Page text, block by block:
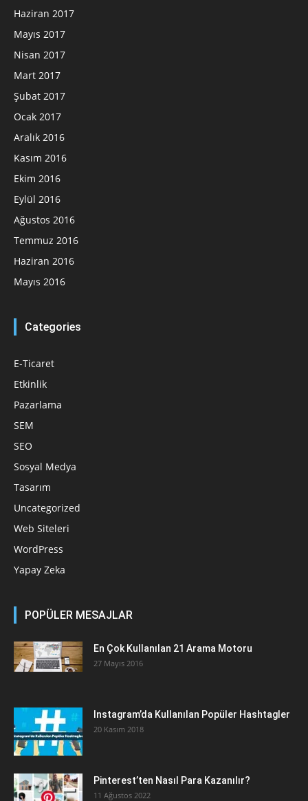
Haziran 2017
Mayıs 2017
Nisan 2017
Mart 2017
Şubat 2017
Ocak 2017
Aralık 2016
Kasım 2016
Ekim 2016
Eylül 2016
Ağustos 2016
Temmuz 2016
Haziran 2016
Mayıs 2016
Categories
E-Ticaret
Etkinlik
Pazarlama
SEM
SEO
Sosyal Medya
Tasarım
Uncategorized
Web Siteleri
WordPress
Yapay Zeka
POPÜLER MESAJLAR
En Çok Kullanılan 21 Arama Motoru
27 Mayıs 2016
Instagram’da Kullanılan Popüler Hashtagler
20 Kasım 2018
Pinterest’ten Nasıl Para Kazanılır?
11 Ağustos 2022